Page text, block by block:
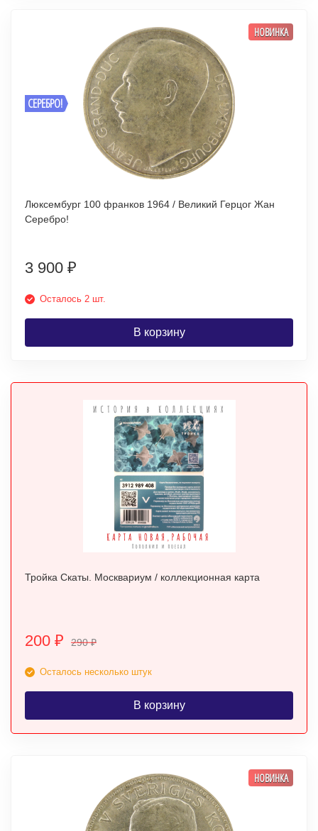
СЕРЕБРО!
НОВИНКА
Люксембург 100 франков 1964 / Великий Герцог Жан
Серебро!
3 900 ₽
Осталось 2 шт.
В корзину
Тройка Скаты. Москвариум / коллекционная карта
200 ₽ 290₽
Осталось несколько штук
В корзину
НОВИНКА